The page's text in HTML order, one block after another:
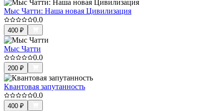
Мыс Чатти: Наша новая Цивилизация
0.0
400 ₽
Мыс Чатти
0.0
200 ₽
Квантовая запутанность
0.0
400 ₽